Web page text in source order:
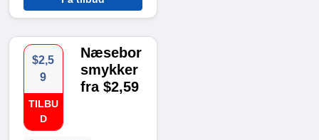
$2,5
9
TILBU
D
Næsebor
smykker
fra $2,59